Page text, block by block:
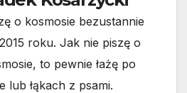
o kosmosie bezustannie
roku. Jak nie piszę o
to pewnie łażę po
lub łąkach z psami.